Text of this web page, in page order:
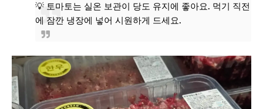
💡 토마토는 실온 보관이 당도 유지에 좋아요. 먹기 직전
에 잠깐 냉장에 넣어 시원하게 드세요.